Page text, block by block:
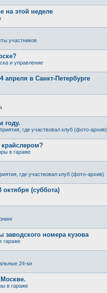
на этой неделе
участников
и управление
апреля в Санкт-Петербурге
году.
где участвовал клуб (фото-архив)
крайслером?
в гараже
где участвовал клуб (фото-архив)
(суббота)
заводского номера кузова
гараже
24-ки
в гараже